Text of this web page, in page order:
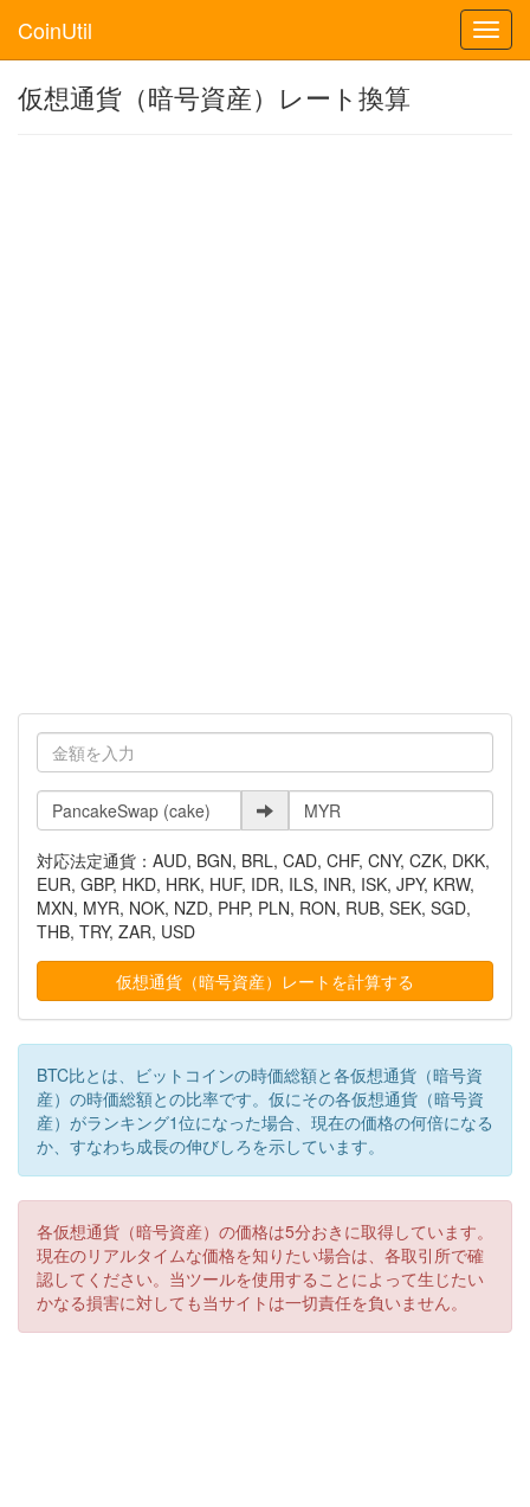
CoinUtil
仮想通貨（暗号資産）レート換算
対応法定通貨：AUD, BGN, BRL, CAD, CHF, CNY, CZK, DKK,
EUR, GBP, HKD, HRK, HUF, IDR, ILS, INR, ISK, JPY, KRW,
MXN, MYR, NOK, NZD, PHP, PLN, RON, RUB, SEK, SGD,
THB, TRY, ZAR, USD
BTC比とは、ビットコインの時価総額と各仮想通貨（暗号資
産）の時価総額との比率です。仮にその各仮想通貨（暗号資
産）がランキング1位になった場合、現在の価格の何倍になる
か、すなわち成長の伸びしろを示しています。
各仮想通貨（暗号資産）の価格は5分おきに取得しています。
現在のリアルタイムな価格を知りたい場合は、各取引所で確
認してください。当ツールを使用することによって生じたい
かなる損害に対しても当サイトは一切責任を負いません。